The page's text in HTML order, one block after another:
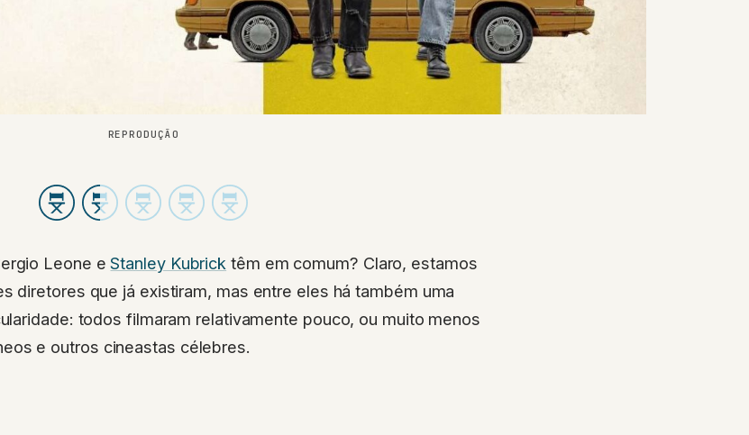
REPRODUÇÃO
Leone eStanley Kubrick têm em comum? Claro, estamos
diretores que já existiram, mas entre eles há também uma
todos filmaram relativamente pouco, ou muito menos
e outros cineastas célebres.